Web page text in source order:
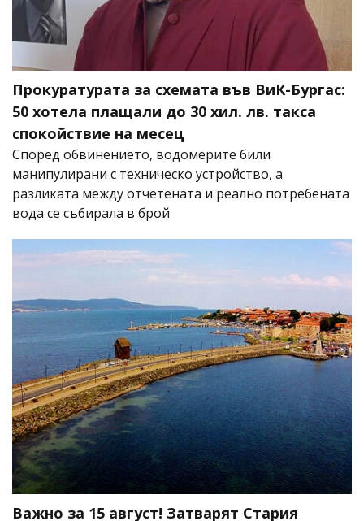
Прокуратурата за схемата във ВиК-Бургас:
50 хотела плащали до 30 хил. лв. такса
спокойствие на месец
Според обвинението, водомерите били
манипулирани с техническо устройство, а
разликата между отчетената и реално потребената
вода се събирала в брой
Важно за 15 август! Затварят Стария